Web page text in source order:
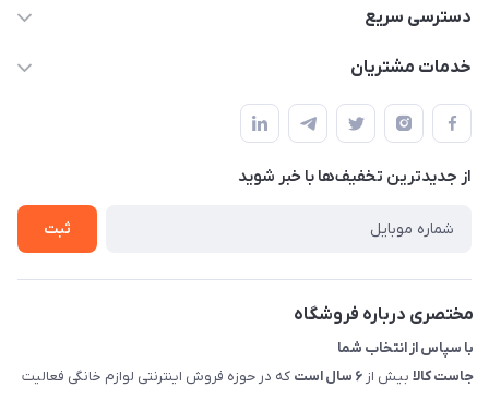
09398557137
سمت چپ (فروشگاه صوتی عباسی) - "تحویل حضوری فقط با
هماهنگی"
دسترسی سریع
لیست محصولات
حساب کاربری
تماس با ما
خدمات مشتریان
راهنما
پرسش های شما
شرایط و ضوابط گارانتی
روش های بازگرداندن کالا
از جدید‌ترین تخفیف‌ها با‌ خبر شوید
ثبت
مختصری درباره فروشگاه
با سپاس از انتخاب شما
جاست کالا بیش از ۶ سال است
که در حوزه فروش اینترنتی لوازم خانگی فعالیت